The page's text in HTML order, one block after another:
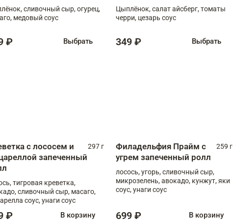
сливочный сыр, огурец,
медовый соус
₽ Выбрать
Цыплёнок, салат айсберг, томаты
черри, цезарь соус
349 ₽ Выбрать
с лососем и
запеченный
297 г
тигровая креветка,
сливочный сыр, масаго,
соус, унаги соус
₽ В корзину
Филадельфия Прайм с
угрем запеченный ролл
259 г
лосось, угорь, сливочный сыр,
микрозелень, авокадо, кунжут, яки
соус, унаги соус
699 ₽ В корзину